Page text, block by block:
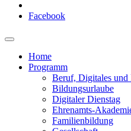
Facebook
Home
Programm
Beruf, Digitales und
Bildungsurlaube
Digitaler Dienstag
Ehrenamts-
Familienbildung